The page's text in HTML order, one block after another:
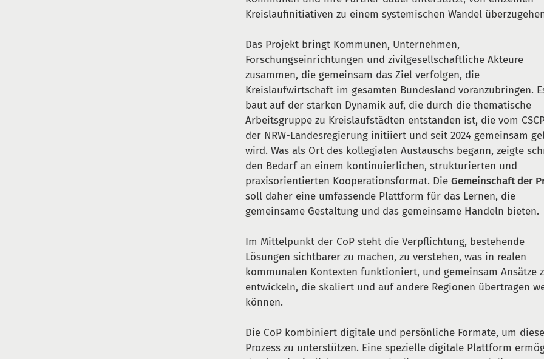
Kreislaufinitiativen zu einem systemischen Wandel
Das Projekt bringt Kommunen, Unternehmen,
Forschungseinrichtungen und zivilgesellschaftliche Akteure
zusammen, die gemeinsam das Ziel verfolgen, die
Kreislaufwirtschaft im gesamten Bundesland voranzubringen.
baut auf der starken Dynamik auf, die durch die thematische
Arbeitsgruppe zu Kreislaufstädten entstanden ist, die vom
der NRW-Landesregierung initiiert und seit 2024 gemeinsam
wird. Was als Ort des kollegialen Austauschs begann, zeigte
den Bedarf an einem kontinuierlichen, strukturierten und
praxisorientierten Kooperationsformat. DieGemeinschaft der
soll daher eine umfassende Plattform für das Lernen, die
gemeinsame Gestaltung und das gemeinsame Handeln bieten.
Im Mittelpunkt der CoP steht die Verpflichtung, bestehende
Lösungen sichtbarer zu machen, zu verstehen, was in realen
kommunalen Kontexten funktioniert, und gemeinsam Ansätze
entwickeln, die skaliert und auf andere Regionen übertragen
können.
Die CoP kombiniert digitale und persönliche Formate, um
Prozess zu unterstützen. Eine spezielle digitale Plattform